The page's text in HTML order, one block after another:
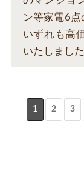
ン等家電6点
いずれも高
いたしました
1 2 3